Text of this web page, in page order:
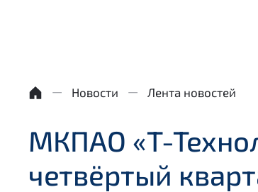
Новости Лента новостей
МКПАО «Т-
четвёртый